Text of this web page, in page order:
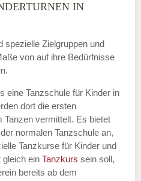
IN
spezielle Zielgruppen und
von auf ihre Bedürfnisse
eine Tanzschule für Kinder in
dort die ersten
Tanzen vermittelt. Es bietet
normalen Tanzschule an,
Tanzkurse für Kinder und
gleich ein Tanzkurs sein soll,
bereits ab dem